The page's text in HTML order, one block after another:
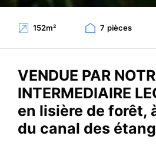
152m² 7 pièces
VENDUE PAR
INTERMEDIAIRE
en lisière de forêt,
du canal des